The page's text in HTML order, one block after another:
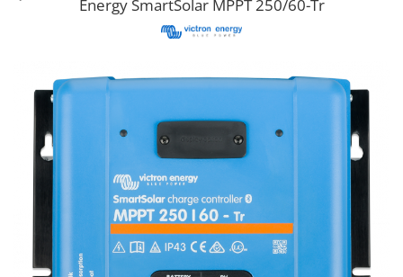
Cabluri semnalizare si control
Conductori flexibili cupru
Conductori rigizi
Conductori rigizi cupru
Cabluri alarma
Cabluri boxe
Cabluri semnalizare incendiu
Cabluri semnalizare si control
ecranate
Energy SmartSolar MPPT 250/60-Tr